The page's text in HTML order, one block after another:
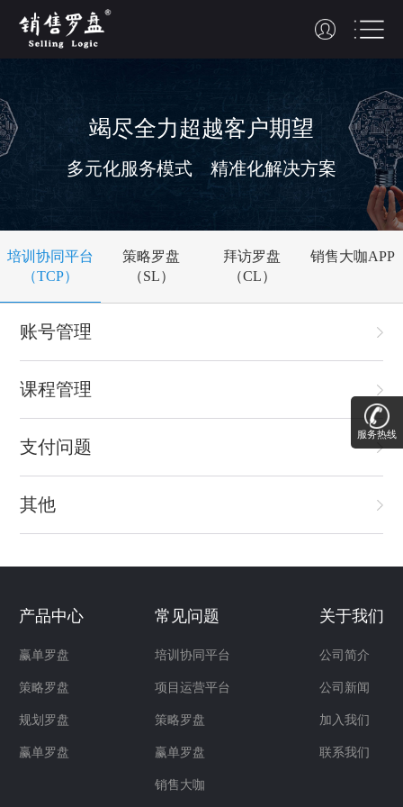
服务热线
竭尽全力超越客户期望
多元化服务模式 精准化解决方案
培训协同平台
（TCP）
策略罗盘
（SL）
拜访罗盘
（CL）
销售大咖APP
账号管理
课程管理
支付问题
其他
产品中心
赢单罗盘
策略罗盘
规划罗盘
赢单罗盘
常见问题
培训协同平台
项目运营平台
策略罗盘
赢单罗盘
销售大咖
关于我们
公司简介
公司新闻
加入我们
联系我们